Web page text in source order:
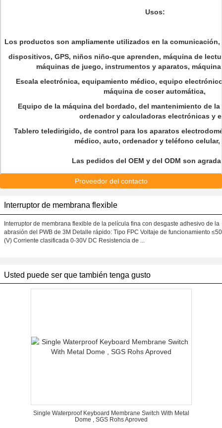
Usos:
Los productos son ampliamente utilizados en la
dispositivos, GPS, niños niño-que aprenden, máquina de
máquinas de juego, instrumentos y aparatos,
Escala electrónica, equipamiento médico, equipo
máquina de coser automática,
Equipo de la máquina del bordado, del mantenimiento de
ordenador y calculadoras electrónicas y
Tablero teledirigido, de control para los aparatos
médico, auto, ordenador y teléfono celular,
Las pedidos del OEM y del ODM son
Proveedor del contacto
Interruptor de membrana flexible
Interruptor de membrana flexible de la película fina con desgaste adhesivo de la
abrasión del PWB de 3M Detalle rápido: Tipo FPC Voltaje de funcionamiento ≤50
(V) Corriente clasificada 0-30V DC Resistencia de ...
Usted puede ser que también tenga gusto
Single Waterproof Keyboard Membrane Switch With Metal
Dome , SGS Rohs Aproved